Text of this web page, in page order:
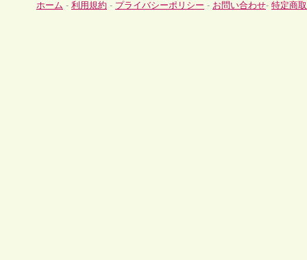
ホーム - 利用規約 - プライバシーポリシー - お問い合わせ- 特定商